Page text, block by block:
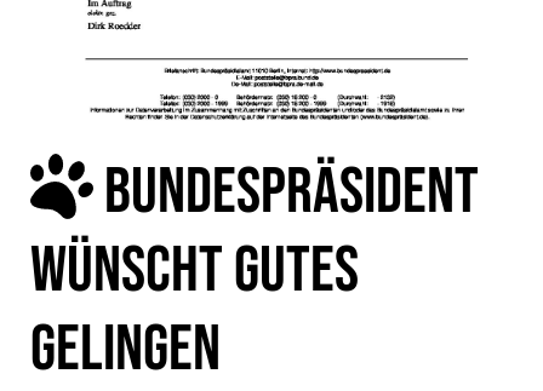
BUNDESPRÄSIDENT
WÜNSCHT GUTES
GELINGEN